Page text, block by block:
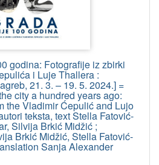
godina: Fotografije iz zbirki
i Luje Thallera :
21. 3. – 19. 5. 2024.] =
city a hundred years ago:
the Vladimir Ćepulić and Lujo
teksta, text Stella Fatović-
Silvija Brkić Midžić ;
Brkić Midžić, Stella Fatović-
Sanja Alexander